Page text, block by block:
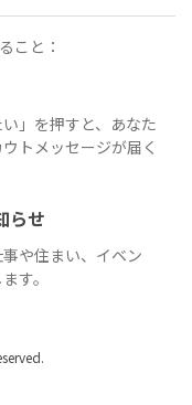
こと：
」を押すと、あなた
トメッセージが届く
らせ
や住まい、イベン
す。